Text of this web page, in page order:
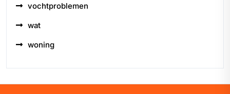
vochtproblemen
wat
woning